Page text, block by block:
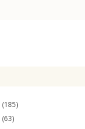
(185)
(63)